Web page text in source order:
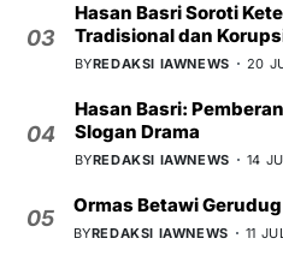
03
Hasan Basri Soroti
Tradisional dan
BYREDAKSI IAWNEWS 20
04
Hasan Basri:
Slogan Drama
BYREDAKSI IAWNEWS 14
05
Ormas Betawi
BYREDAKSI IAWNEWS 11